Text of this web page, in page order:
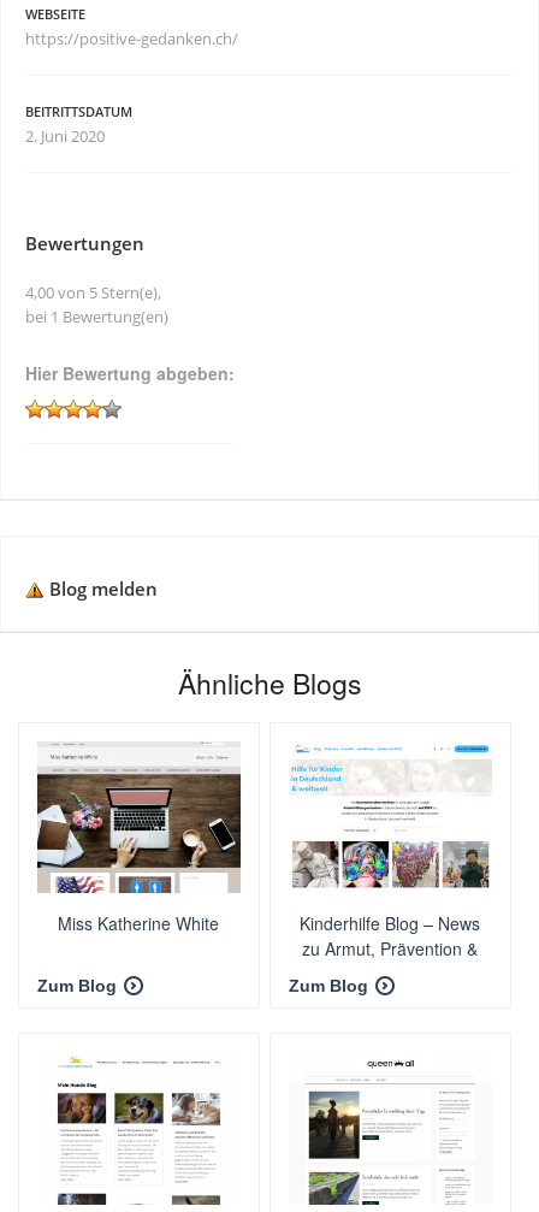
WEBSEITE
https://positive-gedanken.ch/
BEITRITTSDATUM
2. Juni 2020
Bewertungen
4,00 von 5 Stern(e),
bei 1 Bewertung(en)
Hier Bewertung abgeben:
Blog melden
Ähnliche Blogs
Miss Katherine White
Zum Blog
Kinderhilfe Blog – News
zu Armut, Prävention &
Gesundheit von Kindern
Zum Blog